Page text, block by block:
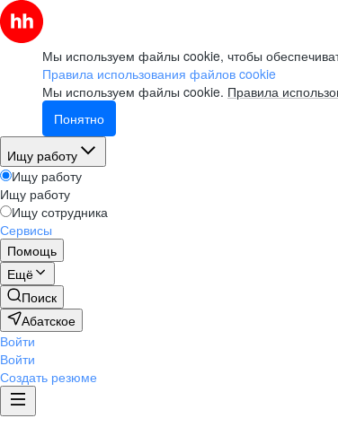
Мы используем файлы cookie, чтобы
Правила использования файлов cookie
Мы используем файлы cookie. Правила
Понятно
Ищу работу
Ищу работу
Ищу работу
Ищу сотрудника
Сервисы
Помощь
Ещё
Поиск
Абатское
Войти
Войти
Создать резюме